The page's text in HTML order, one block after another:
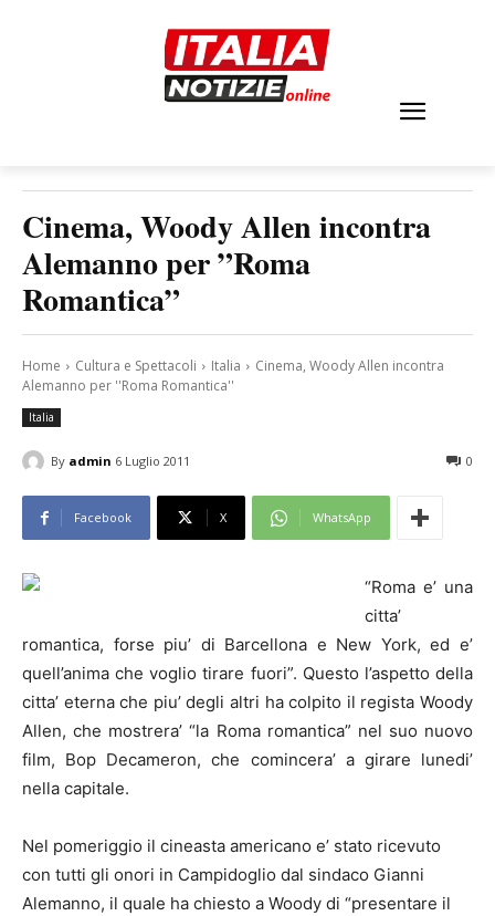
Cinema, Woody Allen incontra
Alemanno per ”Roma
Romantica”
Home Cultura e Spettacoli Italia
Cinema, Woody Allen incontra
Alemanno per ''Roma Romantica''
Italia
By admin 6 Luglio 2011 0
Facebook X WhatsApp
“Roma e’ una
citta’
romantica, forse piu’ di Barcellona e New York, ed e’
quell’anima che voglio tirare fuori”. Questo l’aspetto della
citta’ eterna che piu’ degli altri ha colpito il regista Woody
Allen, che mostrera’ “la Roma romantica” nel suo nuovo
film, Bop Decameron, che comincera’ a girare lunedi’
nella capitale.
Nel pomeriggio il cineasta americano e’ stato ricevuto
con tutti gli onori in Campidoglio dal sindaco Gianni
Alemanno, il quale ha chiesto a Woody di “presentare il